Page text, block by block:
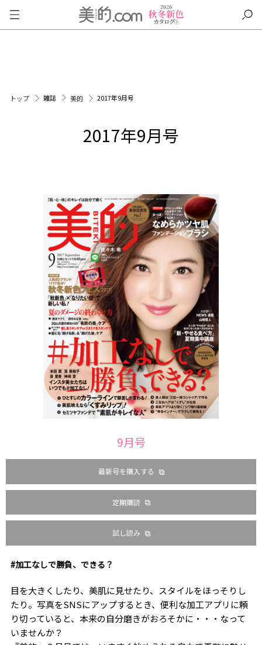
トップ 雑誌 美的 2017年9月号
2017年9月号
9月号
最新号を購入する
定期購読
試し読み
#加工なしで勝負、できる？
目を大きくしたり、美肌に見せたり、スタイルをほっそりし
たり。写真をSNSにアップするとき、便利な加工アプリに頼
り切っていると、本来の自分磨きがおろそかに・・・なって
いませんか？